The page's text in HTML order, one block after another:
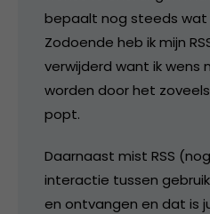
bepaalt nog steeds wat
Zodoende heb ik mijn
verwijderd want ik
worden door het
popt.
Daarnaast mist RSS
interactie tussen
en ontvangen en dat is